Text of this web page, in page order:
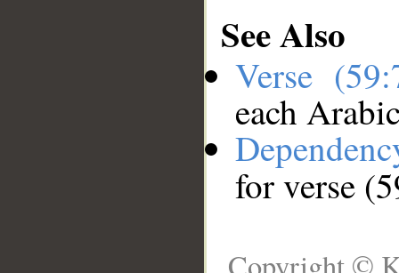
See Also
Verse
each
for verse